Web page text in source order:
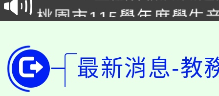
車」活動
桃園市115學年度學生
代理(課)教師甄選結果(
公告本校115學年度第
代理(課)教師甄選結果(
轉知中國文化大學推廣
最新消息-教